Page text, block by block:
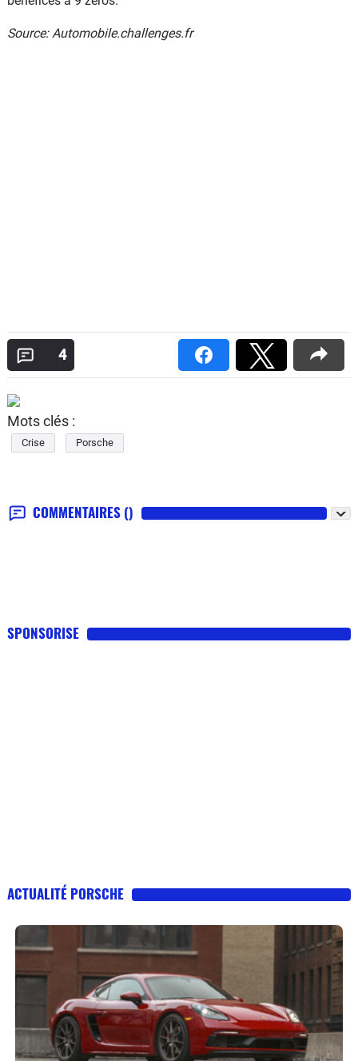
Source: Automobile.challenges.fr
4
Mots clés :
Crise Porsche
COMMENTAIRES ()
SPONSORISE
ACTUALITÉ PORSCHE